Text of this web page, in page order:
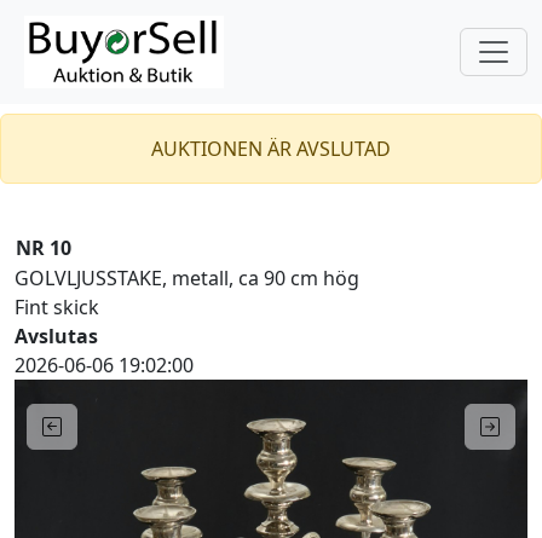
AUKTIONEN ÄR AVSLUTAD
NR 10
GOLVLJUSSTAKE, metall, ca 90 cm hög
Fint skick
Avslutas
2026-06-06 19:02:00